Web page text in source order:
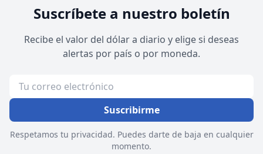
Suscríbete a nuestro boletín
Recibe el valor del dólar a diario y elige si deseas
alertas por país o por moneda.
Suscribirme
Respetamos tu privacidad. Puedes darte de baja en cualquier
momento.